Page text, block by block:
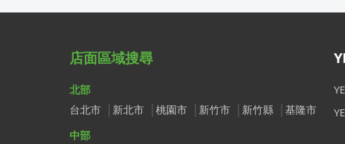
店面區域搜尋
北部
台北市
新北市 桃園市 新竹市 新竹縣
基隆市
中部